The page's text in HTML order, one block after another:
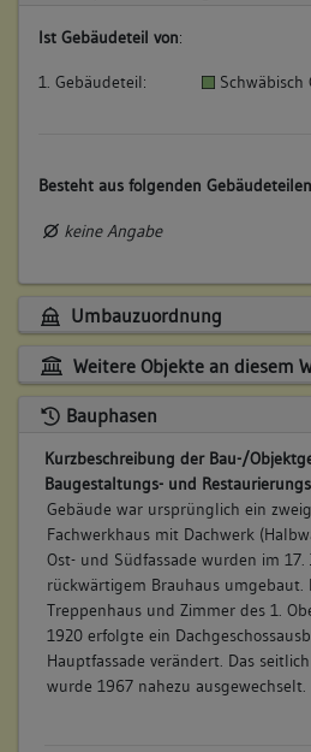
Ist Gebäudeteil von:
1. Gebäudeteil:
Besteht aus folgenden Gebäudeteilen
keine Angabe
Umbauzuordnung
Weitere Objekte an diesem
Bauphasen
Kurzbeschreibung der Bau-/
Baugestaltungs- und
Gebäude war ursprünglich ein
Fachwerkhaus mit Dachwerk
Ost- und Südfassade wurden im
rückwärtigem Brauhaus umgebaut.
Treppenhaus und Zimmer des 1.
1920 erfolgte ein
Hauptfassade verändert. Das
wurde 1967 nahezu ausgewechselt.